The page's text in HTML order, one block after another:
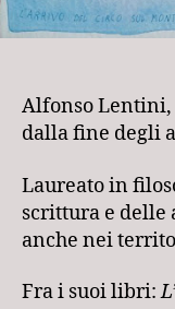
Alfonso Lentini,
dalla fine degli
Laureato in
scrittura e delle
anche nei
Fra i suoi libri: